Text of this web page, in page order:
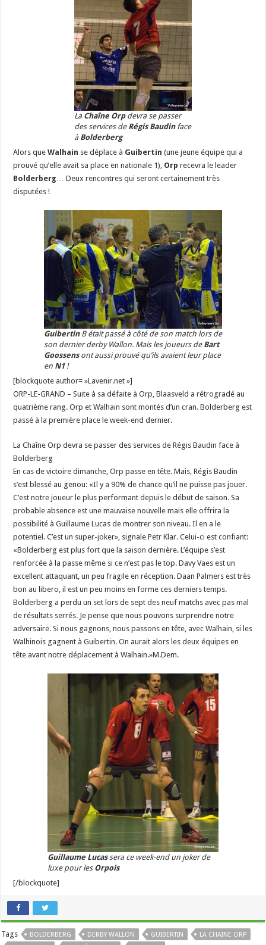
La Chaîne Orpdevra se passer
des services de Régis Baudinface
à Bolderberg
Alors queWalhain se déplace à Guibertin (une jeune équipe qui a
prouvé qu’elle avait sa place en nationale 1), Orp recevra le leader
Bolderberg… Deux rencontres qui seront certainement très
disputées !
GuibertinB était passé à côté de son match lors de
son dernier derby Wallon. Mais les joueurs deBart
Goossensont aussi prouvé qu’ils avaient leur place
en N1!
[blockquote author= »Lavenir.net »]
ORP-LE-GRAND – Suite à sa défaite à Orp, Blaasveld a rétrogradé au
quatrième rang. Orp et Walhain sont montés d’un cran. Bolderberg est
passé à la première place le week-end dernier.
La Chaîne Orp devra se passer des services de Régis Baudin face à
Bolderberg
En cas de victoire dimanche, Orp passe en tête. Mais, Régis Baudin
s’est blessé au genou: «Il y a 90% de chance qu’il ne puisse pas jouer.
C’est notre joueur le plus performant depuis le début de saison. Sa
probable absence est une mauvaise nouvelle mais elle offrira la
possibilité à Guillaume Lucas de montrer son niveau. Il en a le
potentiel. C’est un super-joker», signale Petr Klar. Celui-ci est confiant:
«Bolderberg est plus fort que la saison dernière. L’équipe s’est
renforcée à la passe même si ce n’est pas le top. Davy Vaes est un
excellent attaquant, un peu fragile en réception. Daan Palmers est très
bon au libero, il est un peu moins en forme ces derniers temps.
Bolderberg a perdu un set lors de sept des neuf matchs avec pas mal
de résultats serrés. Je pense que nous pouvons surprendre notre
adversaire. Si nous gagnons, nous passons en tête, avec Walhain, si les
Walhinois gagnent à Guibertin. On aurait alors les deux équipes en
tête avant notre déplacement à Walhain.»M.Dem.
Guillaume Lucassera ce week-end un joker de
luxe pour les Orpois
[/blockquote]
Tags BOLDERBERG DERBY WALLON GUIBERTIN
LA CHAINE ORP